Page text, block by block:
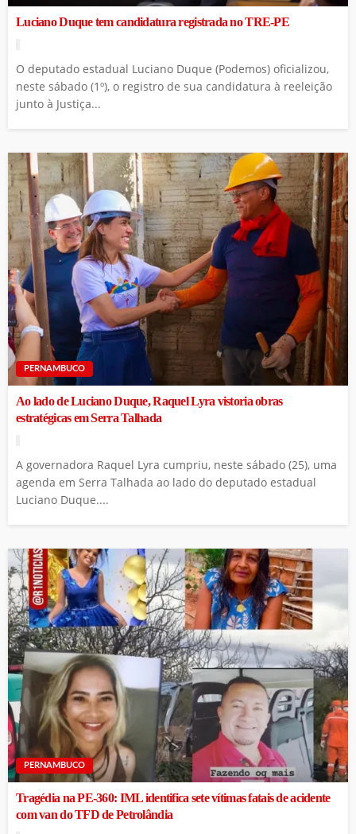
Luciano Duque tem candidatura registrada no TRE-PE
O deputado estadual Luciano Duque (Podemos) oficializou,
neste sábado (1º), o registro de sua candidatura à reeleição
junto à Justiça...
PERNAMBUCO
Ao lado de Luciano Duque, Raquel Lyra vistoria obras
estratégicas em Serra Talhada
A governadora Raquel Lyra cumpriu, neste sábado (25), uma
agenda em Serra Talhada ao lado do deputado estadual
Luciano Duque....
PERNAMBUCO
Tragédia na PE-360: IML identifica sete vítimas fatais de acidente
com van do TFD de Petrolândia